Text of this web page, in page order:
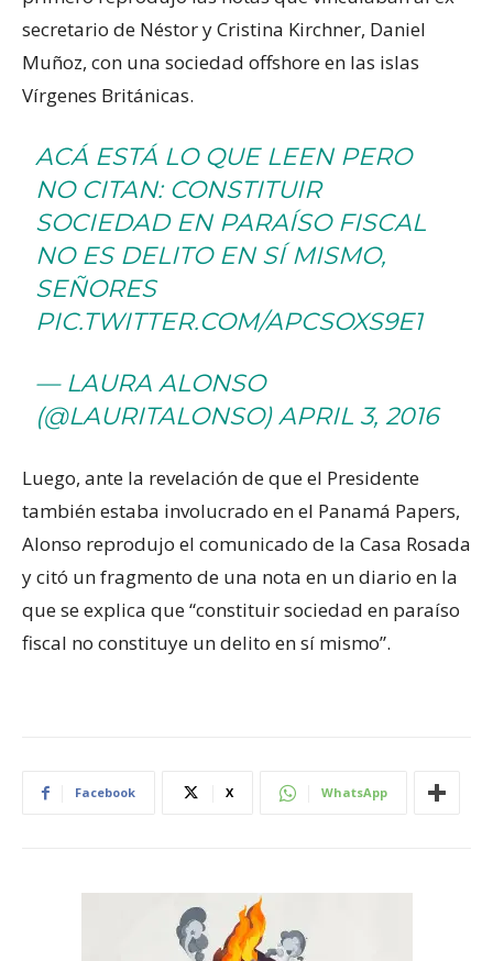
secretario de Néstor y Cristina Kirchner, Daniel
Muñoz, con una sociedad offshore en las islas
Vírgenes Británicas.
ACÁ ESTÁ LO QUE LEEN PERO
NO CITAN: CONSTITUIR
SOCIEDAD EN PARAÍSO FISCAL
NO ES DELITO EN SÍ MISMO,
SEÑORES
PIC.TWITTER.COM/APCSOXS9E1
— LAURA ALONSO
(@LAURITALONSO)APRIL 3, 2016
Luego, ante la revelación de que el Presidente
también estaba involucrado en el Panamá Papers,
Alonso reprodujo el comunicado de la Casa Rosada
y citó un fragmento de una nota en un diario en la
que se explica que “constituir sociedad en paraíso
fiscal no constituye un delito en sí mismo”.
Facebook X WhatsApp